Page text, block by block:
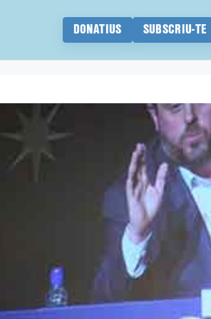
DONATIUS SUBSCRIU-TE